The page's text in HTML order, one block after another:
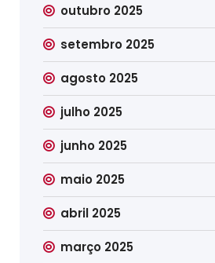
outubro 2025
setembro 2025
agosto 2025
julho 2025
junho 2025
maio 2025
abril 2025
março 2025